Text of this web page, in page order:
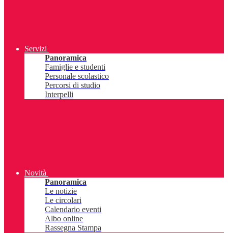
Servizi
Panoramica
Famiglie e studenti
Personale scolastico
Percorsi di studio
Interpelli
Novità
Panoramica
Le notizie
Le circolari
Calendario eventi
Albo online
Rassegna Stampa